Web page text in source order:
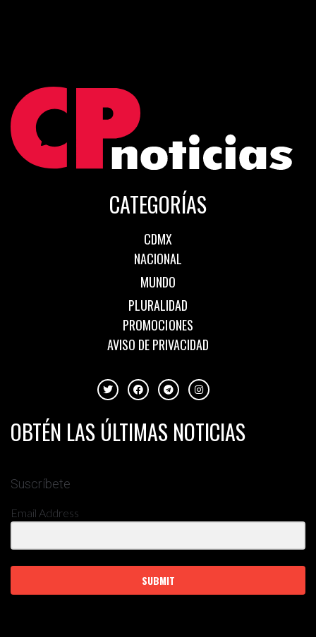
CATEGORÍAS
CDMX
NACIONAL
MUNDO
PLURALIDAD
PROMOCIONES
AVISO DE PRIVACIDAD
OBTÉN LAS ÚLTIMAS NOTICIAS
Suscríbete
Email Address
SUBMIT